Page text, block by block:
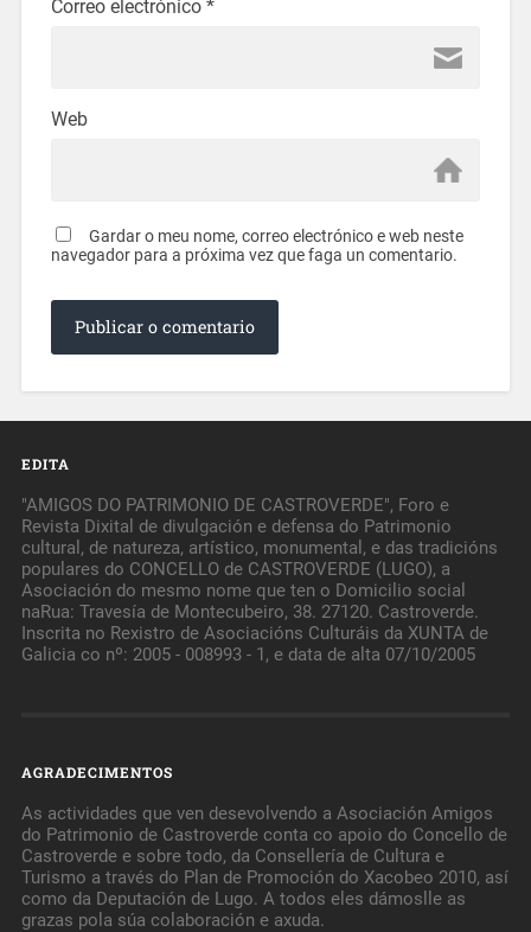
Correo electrónico *
Web
Gardar o meu nome, correo electrónico e web neste
navegador para a próxima vez que faga un comentario.
EDITA
"AMIGOS DO PATRIMONIO DE CASTROVERDE", Foro e
Revista Dixital de divulgación e defensa do Patrimonio
cultural, de natureza, artístico, monumental, e das tradicións
populares do CONCELLO de CASTROVERDE (LUGO), a
Asociación do mesmo nome que ten o Domicilio social
naRua: Travesía de Montecubeiro, 38. 27120. Castroverde.
Inscrita no Rexistro de Asociacións Culturáis da XUNTA de
Galicia co nº: 2005 - 008993 - 1, e data de alta 07/10/2005
AGRADECIMENTOS
As actividades que ven desevolvendo a Asociación Amigos
do Patrimonio de Castroverde conta co apoio do Concello de
Castroverde e sobre todo, da Consellería de Cultura e
Turismo a través do Plan de Promoción do Xacobeo 2010, así
como da Deputación de Lugo. A todos eles dámoslle as
grazas pola súa colaboración e axuda.